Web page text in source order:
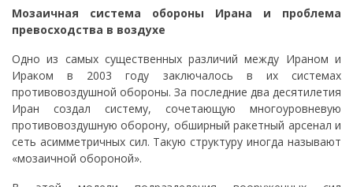
Мозаичная система обороны Ирана и проблема
превосходства в воздухе
Одно из самых существенных различий между Ираном и
Ираком в 2003 году заключалось в их системах
противовоздушной обороны. За последние два десятилетия
Иран создал систему, сочетающую многоуровневую
противовоздушную оборону, обширный ракетный арсенал и
сеть асимметричных сил. Такую структуру иногда называют
«мозаичной обороной».